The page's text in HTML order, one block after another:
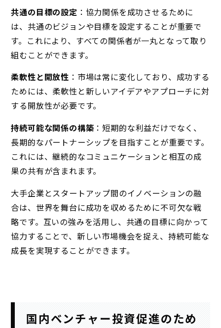
共通の目標の設定 ：協力関係を成功させるために
は、共通のビジョンや目標を設定することが重要で
す。これにより、すべての関係者が一丸となって取り
組むことができます。
柔軟性と開放性 ：市場は常に変化しており、成功する
ためには、柔軟性と新しいアイデアやアプローチに対
する開放性が必要です。
持続可能な関係の構築：短期的な利益だけでなく、
長期的なパートナーシップを目指すことが重要です。
これには、継続的なコミュニケーションと相互の成
果の共有が含まれます。
大手企業とスタートアップ間のイノベーションの融
合は、世界を舞台に成功を収めるために不可欠な戦
略です。互いの強みを活用し、共通の目標に向かって
協力することで、新しい市場機会を捉え、持続可能な
成長を実現することができます。
国内ベンチャー投資促進のため